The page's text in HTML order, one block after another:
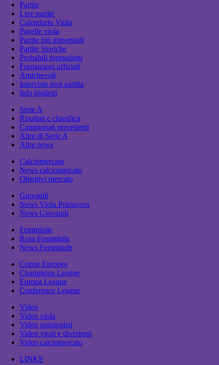
Partite
Live partite
Calendario Viola
Pagelle viola
Partite più importanti
Partite Storiche
Probabili formazioni
Formazioni ufficiali
Amichevoli
Interviste post partita
Info biglietti
Serie A
Risultati e classifica
Campionati precedenti
Altre di Serie A
Altre news
Calciomercato
News calciomercato
Obiettivi mercato
Giovanili
News Viola Primavera
News Giovanili
Femminile
Rosa Femminile
News Femminile
Coppe Europee
Champions League
Europa League
Conference League
Video
Video viola
Video opinionisti
Video virali e divertenti
Video calciomercato
LINKS